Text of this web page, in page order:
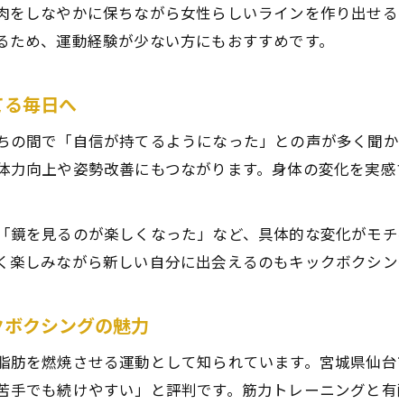
キックボクシング初心者におすすめの始め方
キックボクシング効果で変わるダイエット習
ストレス解消に効果的なキックボクシング活
キックボクシング体験談から学ぶストレス発
女性専用や安さで選ぶ仙台の運動スポット
をしなやかに保ちながら女性らしいラインを作り出せ
め、運動経験が少ない方にもおすすめです。
毎日へ
の間で「自信が持てるようになった」との声が多く聞
向上や姿勢改善にもつながります。身体の変化を実
を見るのが楽しくなった」など、具体的な変化がモ
しみながら新しい自分に出会えるのもキックボクシン
クシングの魅力
を燃焼させる運動として知られています。宮城県仙
でも続けやすい」と評判です。筋力トレーニングと